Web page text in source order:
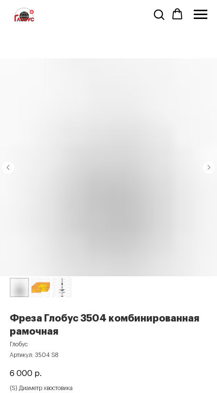
Фреза Глобус 3504 комбинированная
рамочная
Глобус
Артикул: 3504 S8
6 000 р.
(S) Диаметр хвостовика